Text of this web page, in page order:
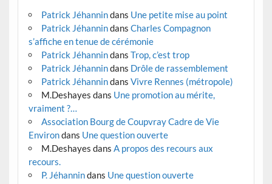
Patrick Jéhannindans Une petite mise au point
Patrick Jéhannindans Charles Compagnon
s’affiche en tenue de cérémonie
Patrick Jéhannindans Trop, c’est trop
Patrick Jéhannindans Drôle de rassemblement
Patrick Jéhannindans Vivre Rennes (métropole)
M.Deshayes dans Une promotion au mérite,
vraiment ?…
Association Bourg de Coupvray Cadre de Vie
Environdans Une question ouverte
M.Deshayes dans A propos des recours aux
recours.
P. Jéhannindans Une question ouverte